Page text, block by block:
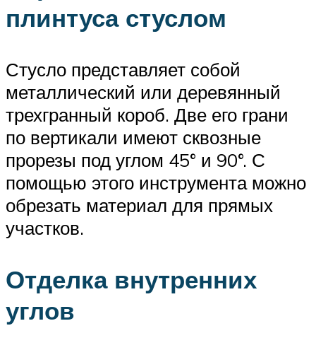
плинтуса стуслом
Стусло представляет собой
металлический или деревянный
трехгранный короб. Две его грани
по вертикали имеют сквозные
прорезы под углом 45° и 90°. С
помощью этого инструмента можно
обрезать материал для прямых
участков.
Отделка внутренних
углов